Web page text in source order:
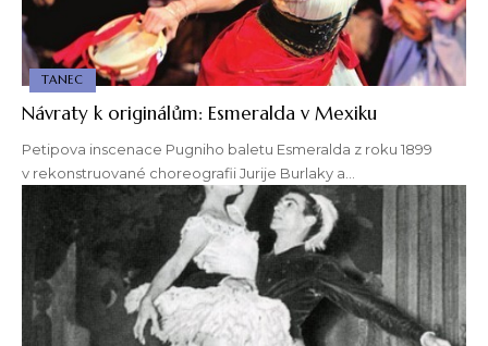
TANEC
Návraty k originálům: Esmeralda v Mexiku
Petipova inscenace Pugniho baletu Esmeralda z roku 1899
v rekonstruované choreografii Jurije Burlaky a…